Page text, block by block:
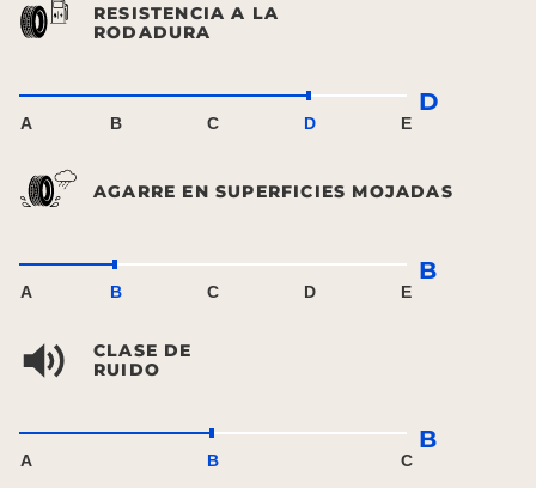
RESISTENCIA A LA
RODADURA
A B C D E
D
AGARRE EN SUPERFICIES MOJADAS
A B C D E
B
CLASE DE
RUIDO
A B C
B